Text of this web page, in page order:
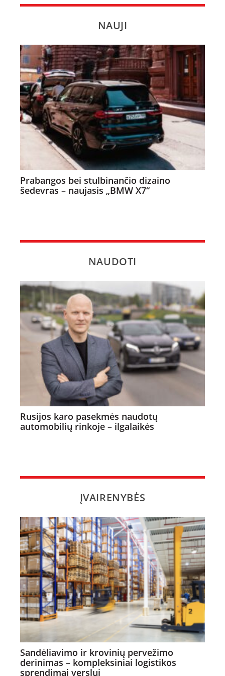
NAUJI
Prabangos bei stulbinančio dizaino
šedevras – naujasis „BMW X7“
NAUDOTI
Rusijos karo pasekmės naudotų
automobilių rinkoje – ilgalaikės
ĮVAIRENYBĖS
Sandėliavimo ir krovinių pervežimo
derinimas – kompleksiniai logistikos
sprendimai verslui